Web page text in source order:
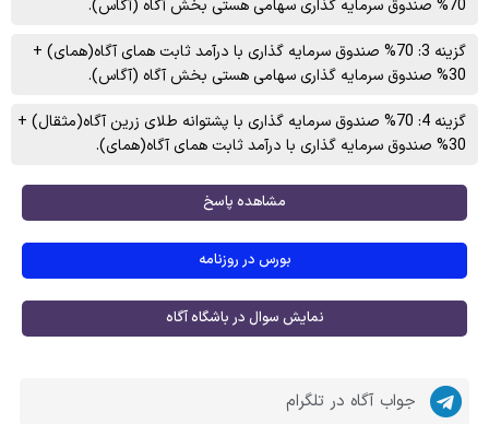
70% صندوق سرمایه گذاری سهامی هستی بخش آگاه (آگاس).
گزینه 3: 70% صندوق سرمایه گذاری با درآمد ثابت همای آگاه(همای) +
30% صندوق سرمایه گذاری سهامی هستی بخش آگاه (آگاس).
گزینه 4: 70% صندوق سرمایه گذاری با پشتوانه طلای زرین آگاه(مثقال) +
30% صندوق سرمایه گذاری با درآمد ثابت همای آگاه(همای).
مشاهده پاسخ
بورس در روزنامه
نمایش سوال در باشگاه آگاه
جواب آگاه در تلگرام